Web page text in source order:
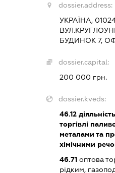
dossier.address:
УКРАЇНА,
БУДИНОК 7,
dossier.capital:
200 000 грн.
dossier.kveds:
46.12
торгівлі
металами та
хімічними
46.71оптова
рідким,